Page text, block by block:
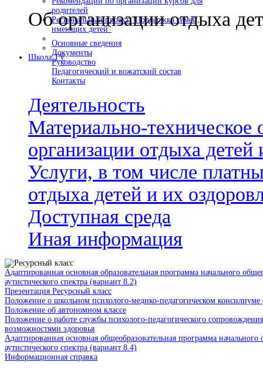
родителей
Региональный проект "Поддержка семей,
имеющих детей"
Школа TV
Об организации отдыха
Основные сведения
Документы
Руководство
Педагогический и вожатский состав
Контакты
Деятельность
Материально-техническое
организации отдыха детей
Услуги, в том числе
отдыха детей и их
Доступная среда
Иная информация
Адаптированная основная образовательная программа начального
аутистического спектра (вариант 8.2)
Презентация Ресурсный класс
Положение о школьном психолого-медико-педагогическом
Положение об автономном классе
Положение о работе службы психолого-педагогического
возможностями здоровья
Адаптированная основная общеобразовательная программа
аутистического спектра (вариант 8.4)
Информационная справка